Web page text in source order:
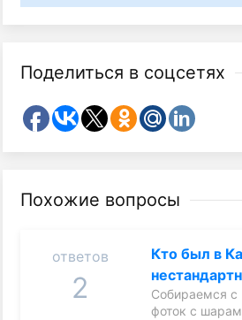
Поделиться в соцсетях
Похожие вопросы
ответов
2
Кто был в
Собираемся с
фоток с